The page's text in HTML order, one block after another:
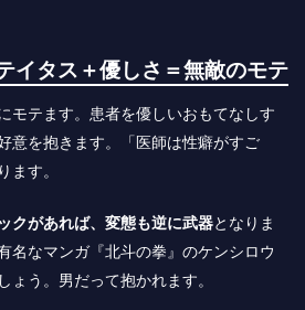
イタス＋優しさ＝無敵のモテ
モテます。患者を優しいおもてなしす
意を抱きます。「医師は性癖がすご
ます。
クがあれば、変態も逆に武器となりま
名なマンガ『北斗の拳』のケンシロウ
ょう。男だって抱かれます。